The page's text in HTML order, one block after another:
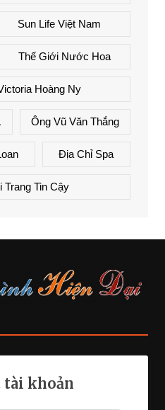
Sun Life Việt Nam
Thế Giới Nước Hoa
Hoàng Ny
Ông Vũ Văn Thắng
Địa Chỉ Spa
Tin Cậy
tài khoản